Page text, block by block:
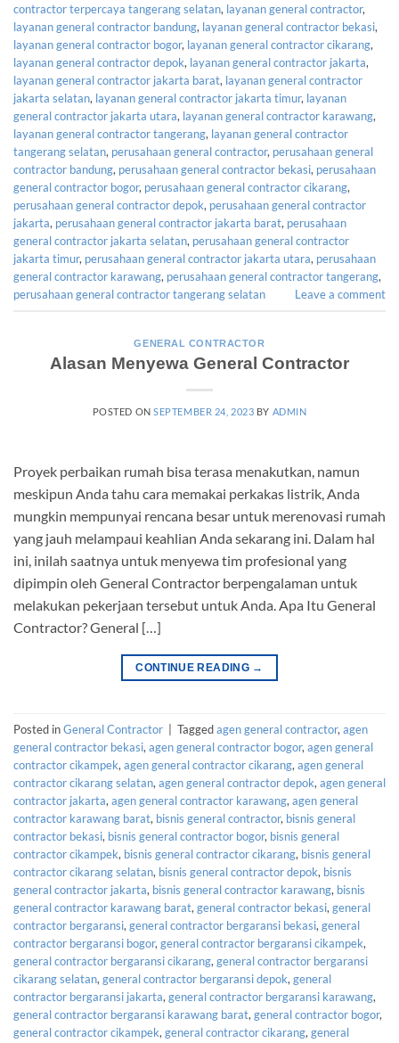
contractor terpercaya tangerang selatan, layanan general contractor,
layanan general contractor bandung, layanan general contractor bekasi,
layanan general contractor bogor, layanan general contractor cikarang,
layanan general contractor depok, layanan general contractor jakarta,
layanan general contractor jakarta barat, layanan general contractor
jakarta selatan, layanan general contractor jakarta timur, layanan
general contractor jakarta utara, layanan general contractor karawang,
layanan general contractor tangerang, layanan general contractor
tangerang selatan, perusahaan general contractor, perusahaan general
contractor bandung, perusahaan general contractor bekasi, perusahaan
general contractor bogor, perusahaan general contractor cikarang,
perusahaan general contractor depok, perusahaan general contractor
jakarta, perusahaan general contractor jakarta barat, perusahaan
general contractor jakarta selatan, perusahaan general contractor
jakarta timur, perusahaan general contractor jakarta utara, perusahaan
general contractor karawang, perusahaan general contractor tangerang,
perusahaan general contractor tangerang selatan
Leave a comment
GENERAL CONTRACTOR
Alasan Menyewa General Contractor
POSTED ONSEPTEMBER 24, 2023 BY ADMIN
Proyek perbaikan rumah bisa terasa menakutkan, namun
meskipun Anda tahu cara memakai perkakas listrik, Anda
mungkin mempunyai rencana besar untuk merenovasi rumah
yang jauh melampaui keahlian Anda sekarang ini. Dalam hal
ini, inilah saatnya untuk menyewa tim profesional yang
dipimpin oleh General Contractor berpengalaman untuk
melakukan pekerjaan tersebut untuk Anda. Apa Itu General
Contractor? General […]
CONTINUE READING →
Posted inGeneral Contractor Taggedagen general contractor, agen
general contractor bekasi, agen general contractor bogor, agen general
contractor cikampek, agen general contractor cikarang, agen general
contractor cikarang selatan, agen general contractor depok, agen general
contractor jakarta, agen general contractor karawang, agen general
contractor karawang barat, bisnis general contractor, bisnis general
contractor bekasi, bisnis general contractor bogor, bisnis general
contractor cikampek, bisnis general contractor cikarang, bisnis general
contractor cikarang selatan, bisnis general contractor depok, bisnis
general contractor jakarta, bisnis general contractor karawang, bisnis
general contractor karawang barat, general contractor bekasi, general
contractor bergaransi, general contractor bergaransi bekasi, general
contractor bergaransi bogor, general contractor bergaransi cikampek,
general contractor bergaransi cikarang, general contractor bergaransi
cikarang selatan, general contractor bergaransi depok, general
contractor bergaransi jakarta, general contractor bergaransi karawang,
general contractor bergaransi karawang barat, general contractor bogor,
general contractor cikampek, general contractor cikarang, general